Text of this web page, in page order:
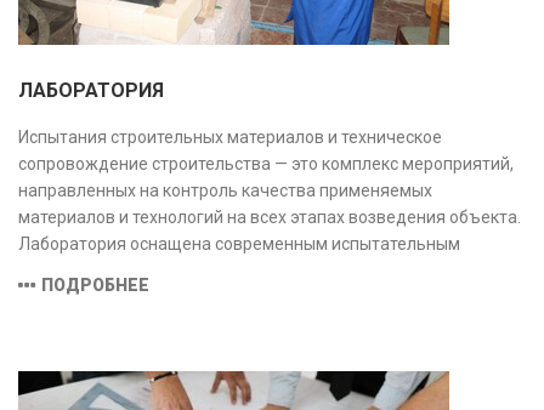
ЛАБОРАТОРИЯ
Испытания строительных материалов и техническое
сопровождение строительства — это комплекс мероприятий,
направленных на контроль качества применяемых
материалов и технологий на всех этапах возведения объекта.
Лаборатория оснащена современным испытательным
соответствующими заявленной области аккредитации.
ПОДРОБНЕЕ